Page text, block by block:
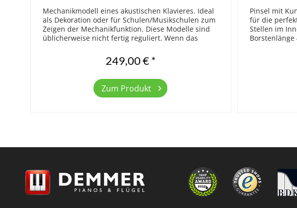
Mechanikmodell eines akustischen Klavieres. Ideal
als Dekoration oder für Schulen/Musikschulen zum
Zeigen der Mechanikfunktion. Diese Modelle sind
üblicherweise nicht fertig reguliert. Wenn das
249,00 € *
Zum Produkt
Pinsel mit
für die
Stellen im